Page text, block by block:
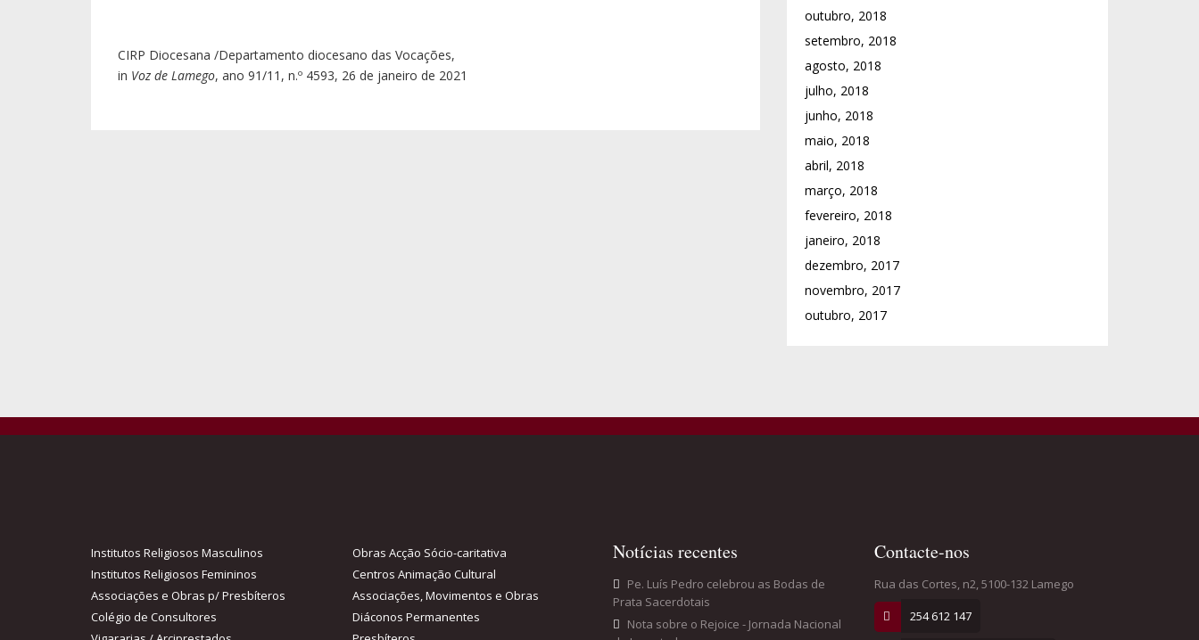
CIRP Diocesana /Departamento diocesano das Vocações,
in Voz de Lamego, ano 91/11, n.º 4593, 26 de janeiro de 2021
outubro, 2018
setembro, 2018
agosto, 2018
julho, 2018
junho, 2018
maio, 2018
abril, 2018
março, 2018
fevereiro, 2018
janeiro, 2018
dezembro, 2017
novembro, 2017
outubro, 2017
Institutos Religiosos Masculinos
Institutos Religiosos Femininos
Associações e Obras p/ Presbíteros
Colégio de Consultores
Obras Acção Sócio-caritativa
Centros Animação Cultural
Associações, Movimentos e Obras
Diáconos Permanentes
Notícias recentes
Pe. Luís Pedro celebrou as Bodas de
Prata Sacerdotais
Nota sobre o Rejoice - Jornada Nacional
Contacte-nos
Rua das Cortes, n2, 5100-132 Lamego
254 612 147